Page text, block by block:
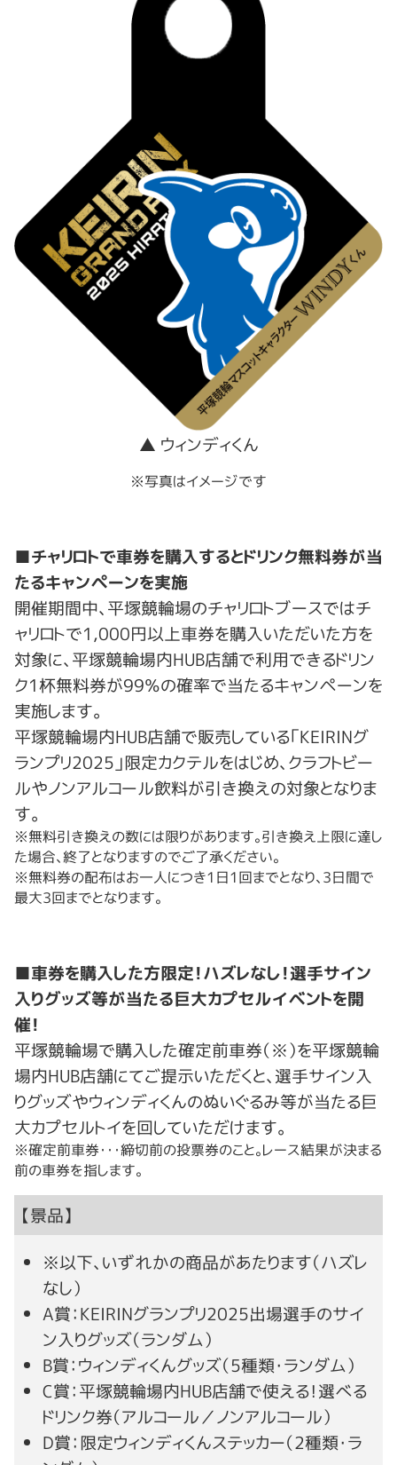
▲ ウィンディくん
※写真はイメージです
■チャリロトで車券を購入するとドリンク無料券が当
たるキャンペーンを実施
開催期間中、平塚競輪場のチャリロトブースではチ
ャリロトで1,000円以上車券を購入いただいた方を
対象に、平塚競輪場内HUB店舗で利用できるドリン
ク1杯無料券が99％の確率で当たるキャンペーンを
実施します。
平塚競輪場内HUB店舗で販売している「KEIRINグ
ランプリ2025」限定カクテルをはじめ、クラフトビー
ルやノンアルコール飲料が引き換えの対象となりま
す。
※無料引き換えの数には限りがあります。引き換え上限に達し
た場合、終了となりますのでご了承ください。
※無料券の配布はお一人につき1日1回までとなり、3日間で
最大3回までとなります。
■車券を購入した方限定！ハズレなし！選手サイン
入りグッズ等が当たる巨大カプセルイベントを開
催！
平塚競輪場で購入した確定前車券（※）を平塚競輪
場内HUB店舗にてご提示いただくと、選手サイン入
りグッズやウィンディくんのぬいぐるみ等が当たる巨
大カプセルトイを回していただけます。
※確定前車券・・・締切前の投票券のこと。レース結果が決まる
前の車券を指します。
【景品】
※以下、いずれかの商品があたります（ハズレ
なし）
A賞：KEIRINグランプリ2025出場選手のサイ
ン入りグッズ（ランダム）
B賞：ウィンディくんグッズ（5種類・ランダム）
C賞：平塚競輪場内HUB店舗で使える！選べる
ドリンク券（アルコール／ノンアルコール）
D賞：限定ウィンディくんステッカー（2種類・ラ